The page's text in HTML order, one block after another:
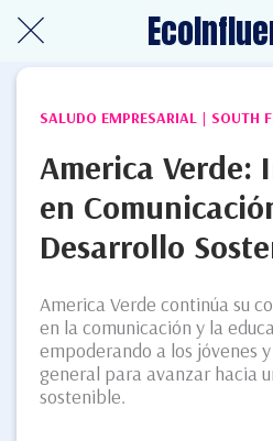
SALUDO EMPRESARIAL | SOUTH
America Verde:
en
Desarrollo
America Verde continúa su
en la comunicación y la
empoderando a los jóvenes
general para avanzar hacia
sostenible.